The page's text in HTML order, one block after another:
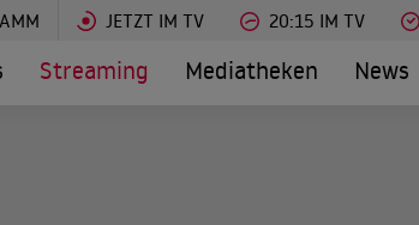
JETZT IM TV 20:15 IM TV
Streaming Mediatheken News